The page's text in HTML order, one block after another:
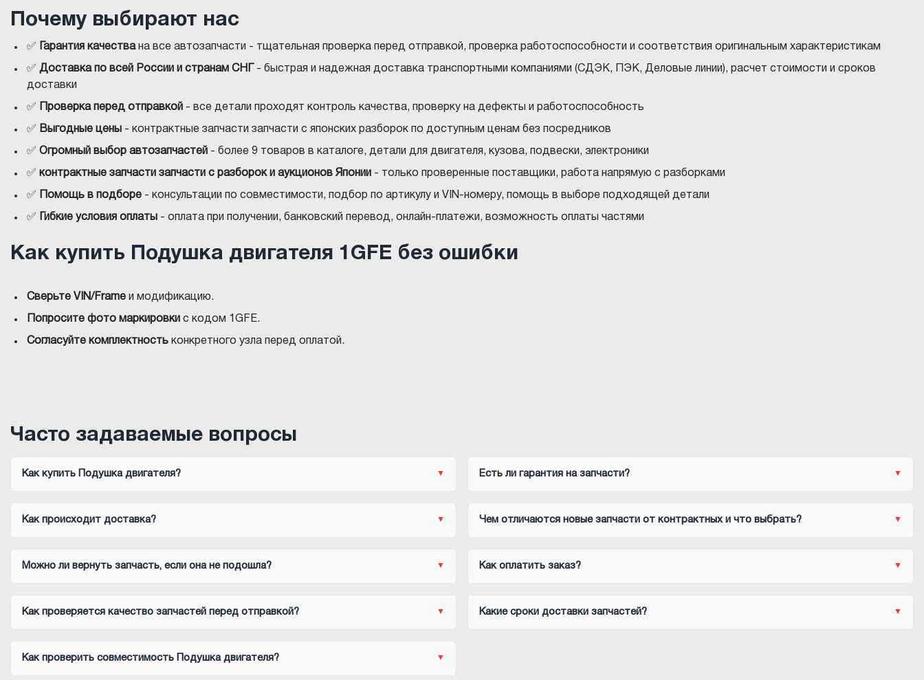
Почему выбирают нас
✅ Гарантия качествана все автозапчасти - тщательная проверка перед отправкой, проверка работоспособности и соответствия оригинальным характеристикам
✅ Доставка по всей России и странам СНГ
- быстрая и надежная доставка транспортными компаниями (СДЭК, ПЭК, Деловые линии), расчет стоимости и сроков
доставки
✅ Проверка перед отправкой - все детали проходят контроль качества, проверку на дефекты и работоспособность
✅ Выгодные цены - контрактные запчасти запчасти с японских разборок по доступным ценам без посредников
✅ Огромный выбор автозапчастей - более 9 товаров в каталоге, детали для двигателя, кузова, подвески, электроники
✅ контрактные запчасти запчасти с разборок и аукционов Японии - только проверенные поставщики, работа напрямую с разборками
✅ Помощь в подборе - консультации по совместимости, подбор по артикулу и VIN-номеру, помощь в выборе подходящей детали
✅ Гибкие условия оплаты - оплата при получении, банковский перевод, онлайн-платежи, возможность оплаты частями
Как купить Подушка двигателя 1GFE без ошибки
Сверьте VIN/Frame и модификацию.
Попросите фото маркировки с кодом 1GFE.
Согласуйте комплектность конкретного узла перед оплатой.
Часто задаваемые вопросы
Как купить Подушка двигателя? Есть ли гарантия на запчасти?
Как происходит доставка? Чем отличаются новые запчасти от контрактных и что выбрать?
Можно ли вернуть запчасть, если она не подошла? Как оплатить заказ?
Как проверяется качество запчастей перед отправкой? Какие сроки доставки запчастей?
Как проверить совместимость Подушка двигателя?